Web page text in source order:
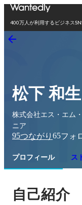
400万人が利用するビジネス
松下 和生
株式会社エス・エム
ニア
95つながり 65フォ
プロフィール ス
自己紹介